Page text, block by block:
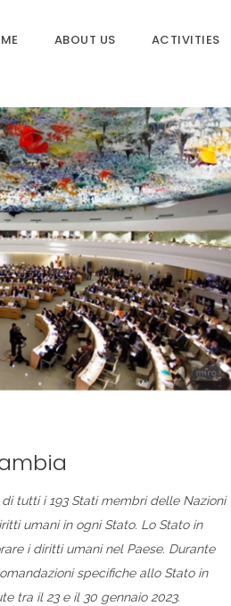
ABOUT US ACTIVITIES
tutti i 193 Stati membri delle Nazioni
umani in ogni Stato. Lo Stato in
i diritti umani nel Paese. Durante
specifiche allo Stato in
tra il 23 e il 30 gennaio 2023.